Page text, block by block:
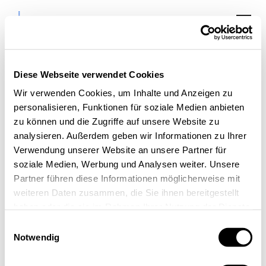
Diese Webseite verwendet Cookies
Wir verwenden Cookies, um Inhalte und Anzeigen zu
personalisieren, Funktionen für soziale Medien anbieten
zu können und die Zugriffe auf unsere Website zu
analysieren. Außerdem geben wir Informationen zu Ihrer
Verwendung unserer Website an unsere Partner für
soziale Medien, Werbung und Analysen weiter. Unsere
Partner führen diese Informationen möglicherweise mit
weiteren Daten zusammen, die Sie ihnen bereitgestellt
Notwendig
9. Unternehmertag
Aachener Industrie-
Dialog